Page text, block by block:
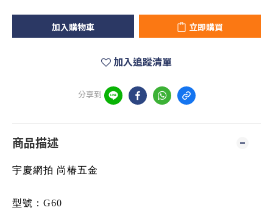
加入購物車 立即購買
加入追蹤清單
分享到
商品描述
宇慶網拍 尚椿五金
型號：G60